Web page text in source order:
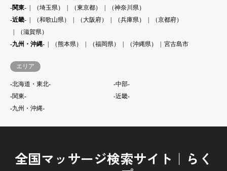
-関東-
（埼玉県） （東京都）
（神奈川県）
-近畿-
（和歌山県） （大阪府） （兵庫県）
（京都府）
（滋賀県）
-九州・沖縄-
（熊本県） （福岡県） （沖縄県） 宮古島市
エリア
-北海道・東北-
-中部-
-関東-
-近畿-
-九州・沖縄-
全国マッサージ検索サイト｜らく